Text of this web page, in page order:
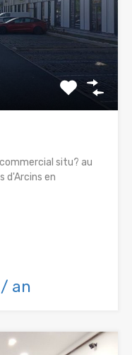
commercial situ? au
d'Arcins en
an